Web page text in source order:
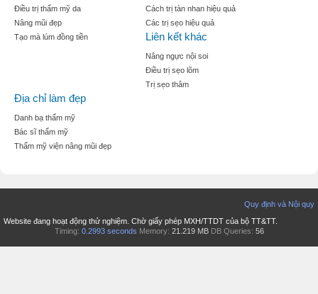
Điều trị thẩm mỹ da
Nâng mũi đẹp
Tạo mà lúm đồng tiền
Cách trị tàn nhan hiệu quả
Các trị sẹo hiệu quả
Liên kết khác
Nâng ngực nội soi
Điều trị sẹo lõm
Trị sẹo thâm
Địa chỉ làm đẹp
Danh bạ thẩm mỹ
Bác sĩ thẩm mỹ
Thẩm mỹ viện nâng mũi đẹp
Quy định và Nội quy
Website đang hoạt động thử nghiệm. Chờ giấy phép MXH/TTDT của bộ TT&TT.
Timing: 0.2993 seconds Memory: 21.219 MB DB Queries: 56